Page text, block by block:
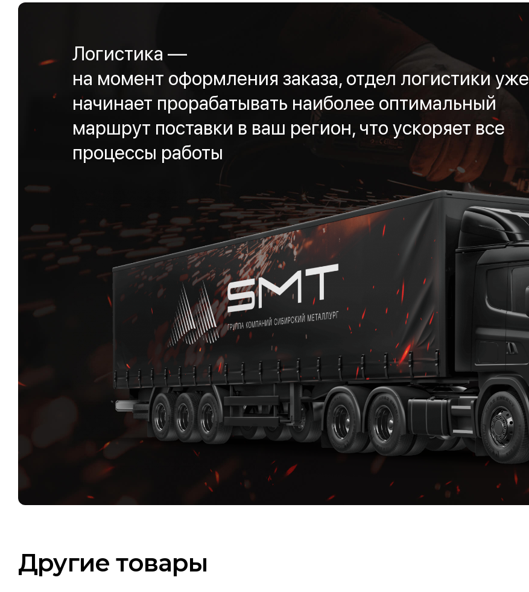
Логистика —
на момент оформления заказа, отдел логистики уже
начинает прорабатывать наиболее оптимальный
маршрут поставки в ваш регион, что ускоряет все
процессы работы
Другие товары